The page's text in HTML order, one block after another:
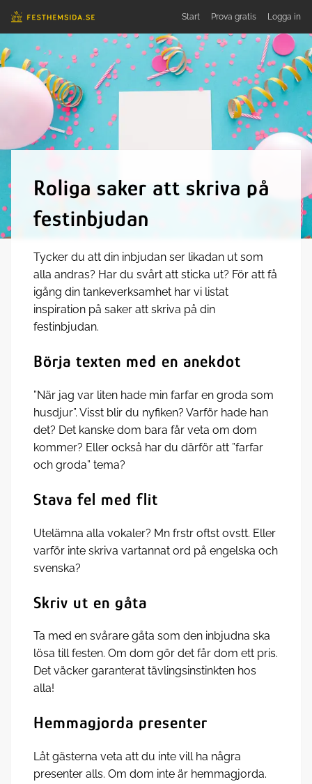
Start Prova gratis Logga in
Roliga saker att skriva på
festinbjudan
Tycker du att din inbjudan ser likadan ut som
alla andras? Har du svårt att sticka ut? För att få
igång din tankeverksamhet har vi listat
inspiration på saker att skriva på din
festinbjudan.
Börja texten med en anekdot
”När jag var liten hade min farfar en groda som
husdjur”. Visst blir du nyfiken? Varför hade han
det? Det kanske dom bara får veta om dom
kommer? Eller också har du därför att ”farfar
och groda” tema?
Stava fel med flit
Utelämna alla vokaler? Mn frstr oftst ovstt. Eller
varför inte skriva vartannat ord på engelska och
svenska?
Skriv ut en gåta
Ta med en svårare gåta som den inbjudna ska
lösa till festen. Om dom gör det får dom ett pris.
Det väcker garanterat tävlingsinstinkten hos
alla!
Hemmagjorda presenter
Låt gästerna veta att du inte vill ha några
presenter alls. Om dom inte är hemmagjorda.